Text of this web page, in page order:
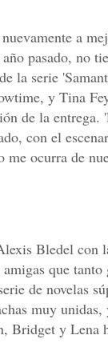
a
pasado, no
la serie
y Tina
de la entrega.
con el
me ocurra de
Bledel con
que tanto
de novelas
muy unidas,
Bridget y Lena